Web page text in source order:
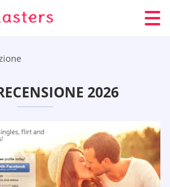
2026